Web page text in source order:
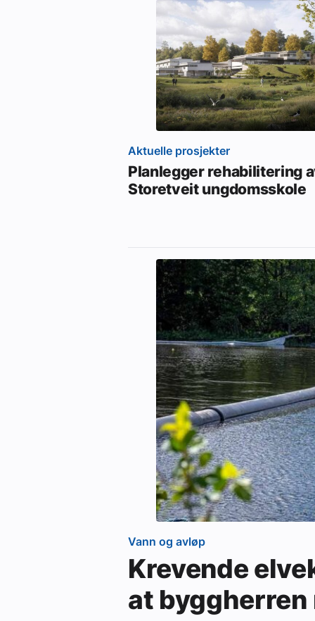
Aktuelle prosjekter
Planlegger rehabilitering
Storetveit ungdomsskole
Vann og avløp
Krevende
at